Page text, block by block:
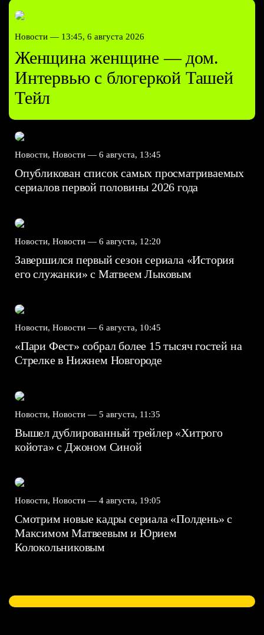
Новости — 13:45, 6 августа 2026
Женщина женщине — дом.
Интервью с блогеркой Ташей
Тейл
Новости, Новости — 6 августа, 13:45
Опубликован список самых просматриваемых
сериалов первой половины 2026 года
Новости, Новости — 6 августа, 12:20
Завершился первый сезон сериала «История
его служанки» с Матвеем Лыковым
Новости, Новости — 6 августа, 10:45
«Пари Фест» собрал более 15 тысяч гостей на
Стрелке в Нижнем Новгороде
Новости, Новости — 5 августа, 11:35
Вышел дублированный трейлер «Хитрого
койота» с Джоном Синой
Новости, Новости — 4 августа, 19:05
Смотрим новые кадры сериала «Полдень» с
Максимом Матвеевым и Юрием
Колокольниковым